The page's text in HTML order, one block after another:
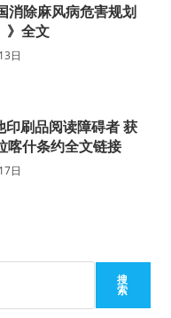
消除麻风病危害规划
》全文
日
印刷品阅读障碍者 获
喀什条约全文链接
日
搜
索